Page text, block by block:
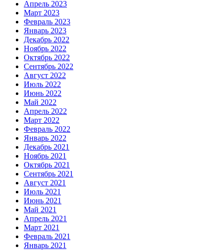
Апрель 2023
Март 2023
Февраль 2023
Январь 2023
Декабрь 2022
Ноябрь 2022
Октябрь 2022
Сентябрь 2022
Август 2022
Июль 2022
Июнь 2022
Май 2022
Апрель 2022
Март 2022
Февраль 2022
Январь 2022
Декабрь 2021
Ноябрь 2021
Октябрь 2021
Сентябрь 2021
Август 2021
Июль 2021
Июнь 2021
Май 2021
Апрель 2021
Март 2021
Февраль 2021
Январь 2021